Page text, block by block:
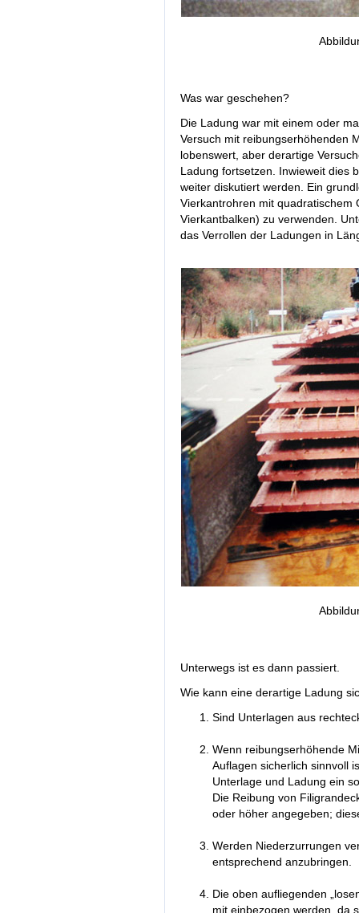
Was war geschehen?
Die Ladung war mit einem oder
Versuch mit reibungserhöhenden
lobenswert, aber derartige
Ladung fortsetzen. Inwieweit dies
weiter diskutiert werden. Ein
Vierkantrohren mit quadratischem
Vierkantbalken) zu verwenden.
das Verrollen der Ladungen in
Unterwegs ist es dann passiert.
Wie kann eine derartige Ladung
Sind Unterlagen aus
Wenn reibungserhöhende
Auflagen sicherlich sinnvoll
Unterlage und Ladung ein
Die Reibung von
oder höher angegeben;
Werden Niederzurrungen
entsprechend anzubringen.
Die oben aufliegenden
mit einbezogen werden, da